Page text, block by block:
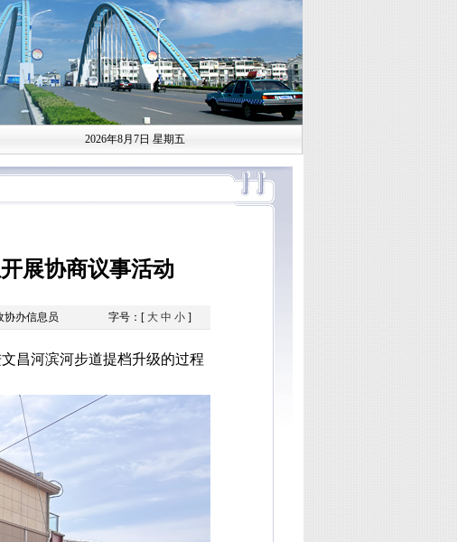
2026年8月7日 星期五
展协商议事活动
协办信息员 字号：[ 大 中 小]
昌河滨河步道提档升级的过程